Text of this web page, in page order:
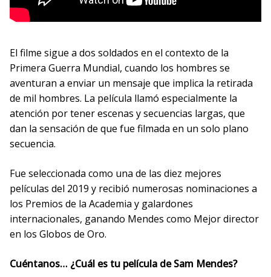
El filme sigue a dos soldados en el contexto de la
Primera Guerra Mundial, cuando los hombres se
aventuran a enviar un mensaje que implica la retirada
de mil hombres. La película llamó especialmente la
atención por tener escenas y secuencias largas, que
dan la sensación de que fue filmada en un solo plano
secuencia.
Fue seleccionada como una de las diez mejores
películas del 2019 y recibió numerosas nominaciones a
los Premios de la Academia y galardones
internacionales, ganando Mendes como Mejor director
en los Globos de Oro.
Cuéntanos… ¿Cuál es tu película de Sam Mendes?